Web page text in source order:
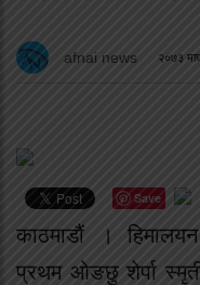
afnai news २०७३
Save
काठमाडौं ।
प्रथम ओङछु शेर्पा